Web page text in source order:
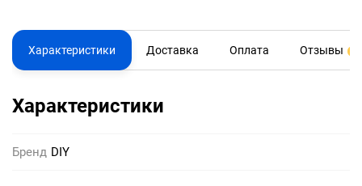
Характеристики Доставка Оплата Отзывы
Характеристики
Бренд DIY